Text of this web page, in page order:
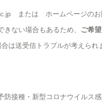
または ホームページのお
ない場合もあるため、 ご希
は送受信トラブルが考えられ
防接種・新型コロナウイルス